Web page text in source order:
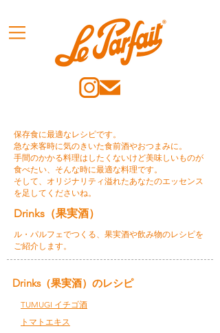
保存食に最適なレシピです。
急な来客時に気のきいた食前酒やおつまみに。
手間のかかる料理はしたくないけど美味しいものが
食べたい、そんな時に最適な料理です。
そして、オリジナリティ溢れたあなたのエッセンス
を足してくださいね。
Drinks（果実酒）
ル・パルフェでつくる、果実酒や飲み物のレシピを
ご紹介します。
Drinks（果実酒）のレシピ
TUMUGI イチゴ酒
トマトエキス